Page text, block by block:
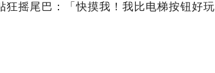
狂摇尾巴：「快摸我！我比电梯按钮好玩